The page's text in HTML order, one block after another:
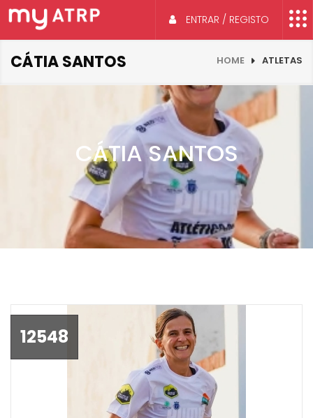
ENTRAR / REGISTO
CÁTIA SANTOS HOME ATLETAS
CÁTIA SANTOS
12548